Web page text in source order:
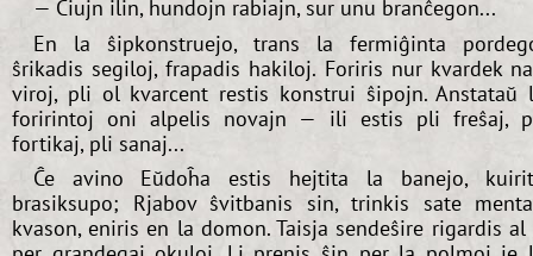
— Ĉiujn ilin, hundojn rabiajn, sur unu branĉegon...
En la ŝipkonstruejo, trans la fermiĝinta
ŝrikadis segiloj, frapadis hakiloj. Foriris nur kvardek
viroj, pli ol kvarcent restis konstrui ŝipojn. Anstataŭ
foririntoj oni alpelis novajn — ili estis pli freŝaj,
fortikaj, pli sanaj...
Ĉe avino Eŭdoĥa estis hejtita la banejo,
brasiksupo; Rjabov ŝvitbanis sin, trinkis sate
kvason, eniris en la domon. Taisja sendeŝire rigardis